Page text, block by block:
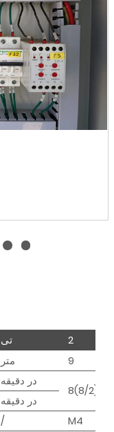
تی
2
متر
9
در دقیقه
8(8/2)
در دقیقه
/
M4